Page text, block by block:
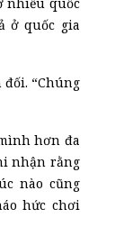
ở quốc gia
“Chúng
hơn đa
nhận rằng
nào cũng
hức chơi